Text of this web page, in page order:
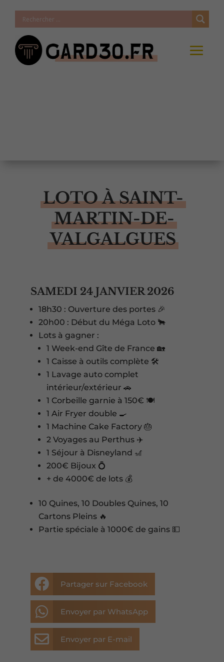
LOTO À SAINT-
MARTIN-DE-
VALGALGUES
SAMEDI 24 JANVIER 2026
18h30 : Ouverture des portes 🎉
20h00 : Début du Méga Loto 🐂
Lots à gagner :
1 Week-end Gîte de France 🏡
1 Caisse à outils complète 🛠️
1 Lavage auto complet
intérieur/extérieur 🚗
1 Corbeille garnie à 150€ 🍽️
1 Air Fryer double 🍳
1 Machine Cake Factory 🎂
2 Voyages au Perthus ✈️
1 Séjour à Disneyland 🎢
200€ Bijoux 💍
+ de 4000€ de lots 💰
10 Quines, 10 Doubles Quines, 10
Cartons Pleins 🔥
Partie spéciale à 1000€ de gains 💵
 Partager sur Facebook
 Envoyer par WhatsApp
 Envoyer par E-mail